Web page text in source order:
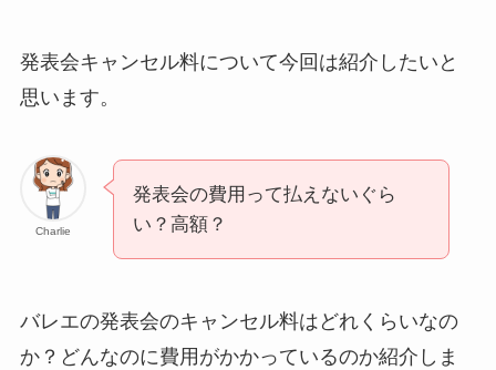
発表会キャンセル料について今回は紹介したいと
思います。
Charlie
発表会の費用って払えないぐら
い？高額？
バレエの発表会のキャンセル料はどれくらいなの
か？どんなのに費用がかかっているのか紹介しま